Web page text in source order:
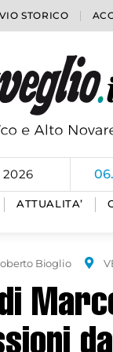
STORICO
ATTUALITA’
Bioglio